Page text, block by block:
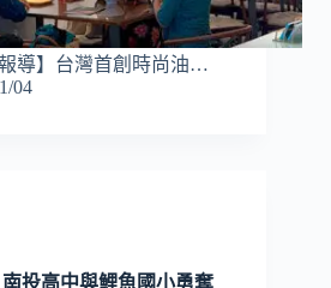
導】台灣首創時尚油…
04
投高中與鯉魚國小勇奪